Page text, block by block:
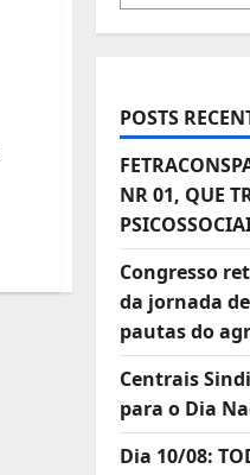
POSTS
NR 01, QUE
Congresso
da jornada
pautas do
Centrais
para o Dia
Dia 10/08: